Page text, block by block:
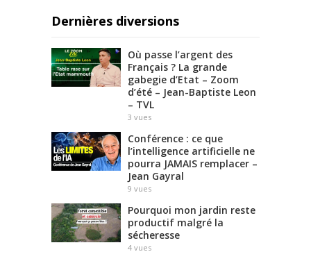
Dernières diversions
Où passe l’argent des
Français ? La grande
gabegie d’Etat – Zoom
d’été – Jean-Baptiste Leon
– TVL
3 vues
Conférence : ce que
l’intelligence artificielle ne
pourra JAMAIS remplacer –
Jean Gayral
9 vues
Pourquoi mon jardin reste
productif malgré la
sécheresse
4 vues